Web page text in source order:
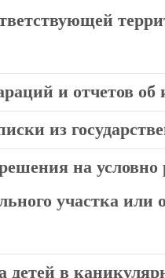
и отчетов об
из
на
участка или
детей в